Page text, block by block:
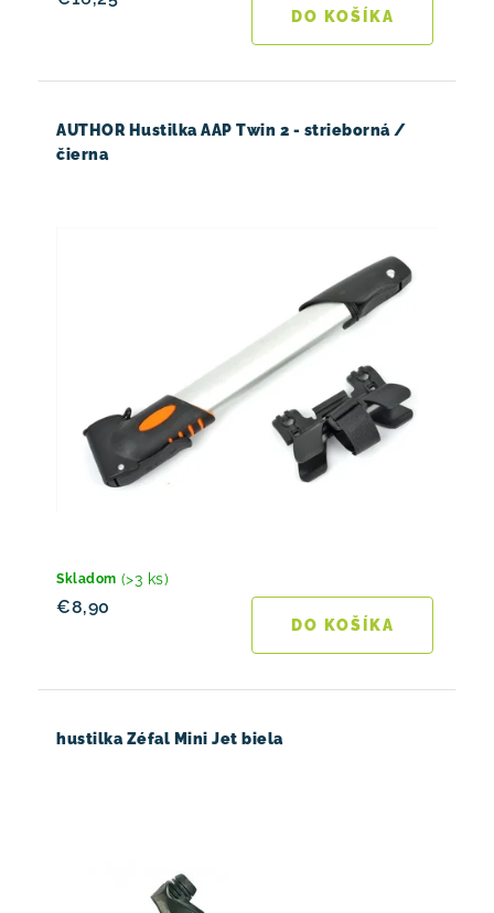
DO KOŠÍKA
AUTHOR Hustilka AAP Twin 2 - strieborná /
čierna
Skladom (>3 ks)
€8,90
DO KOŠÍKA
hustilka Zéfal Mini Jet biela